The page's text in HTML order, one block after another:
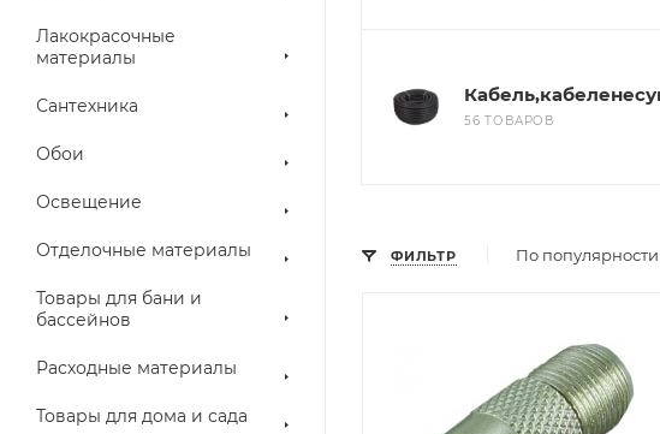
Лакокрасочные
материалы
Сантехника
Обои
Освещение
Отделочные материалы
Товары для бани и
бассейнов
Расходные материалы
Товары для дома и сада
56 ТОВАРОВ
ФИЛЬТР По